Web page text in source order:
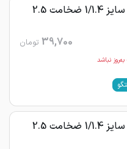
2.5
39,700 تومان
نباشد
2.5